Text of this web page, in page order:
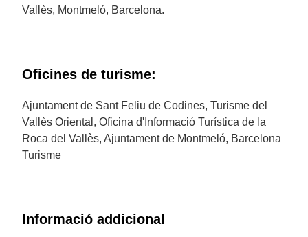
Vallès, Montmeló, Barcelona.
Oficines de turisme:
Ajuntament de Sant Feliu de Codines, Turisme del
Vallès Oriental, Oficina d'Informació Turística de la
Roca del Vallès, Ajuntament de Montmeló, Barcelona
Turisme
Informació addicional